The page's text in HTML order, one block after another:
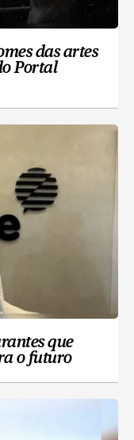
das artes
Portal
que
o futuro